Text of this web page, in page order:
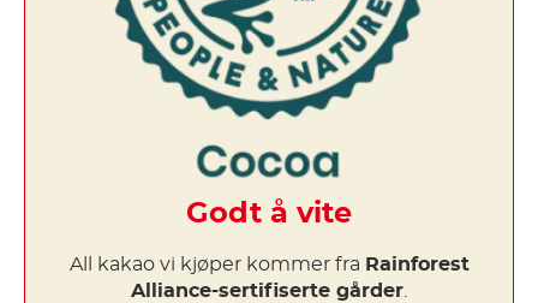
Godt å vite
All kakao vi kjøper kommer fra Rainforest
Alliance-sertifiserte gårder.